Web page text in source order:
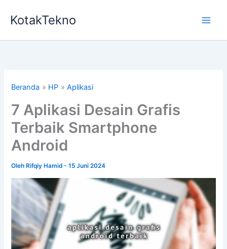
KotakTekno
Beranda HP Aplikasi
7 Aplikasi Desain Grafis
Terbaik Smartphone
Android
Oleh Rifqiy Hamid-15 Juni 2024